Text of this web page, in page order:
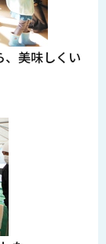
、美味しくい